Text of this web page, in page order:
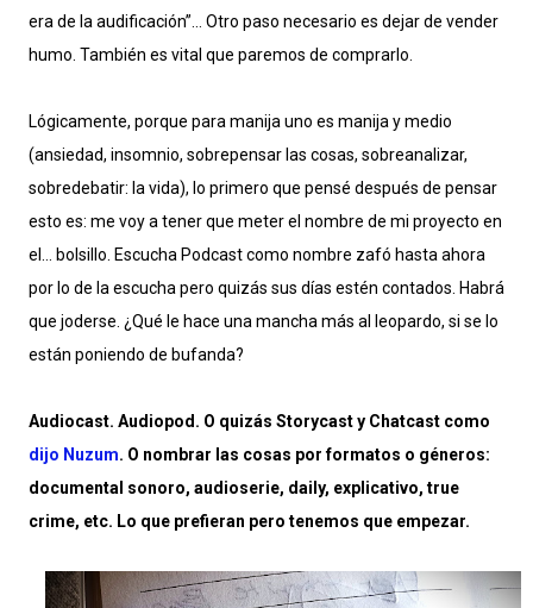
era de la audificación”… Otro paso necesario es dejar de vender
humo. También es vital que paremos de comprarlo.
Lógicamente, porque para manija uno es manija y medio
(ansiedad, insomnio, sobrepensar las cosas, sobreanalizar,
sobredebatir: la vida), lo primero que pensé después de pensar
esto es: me voy a tener que meter el nombre de mi proyecto en
el… bolsillo. Escucha Podcast como nombre zafó hasta ahora
por lo de la escucha pero quizás sus días estén contados. Habrá
que joderse. ¿Qué le hace una mancha más al leopardo, si se lo
están poniendo de bufanda?
Audiocast. Audiopod. O quizás Storycast y Chatcast como
dijo Nuzum. O nombrar las cosas por formatos o géneros:
documental sonoro, audioserie, daily, explicativo, true
crime, etc. Lo que prefieran pero tenemos que empezar.